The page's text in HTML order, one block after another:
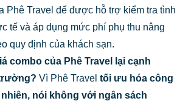
Phê Travel để được hỗ trợ kiểm tra tình
tế và áp dụng mức phí phụ thu nâng
quy định của khách sạn.
combo của Phê Travel lại cạnh
Vì Phê Travel tối ưu hóa công
nói không với ngân sách